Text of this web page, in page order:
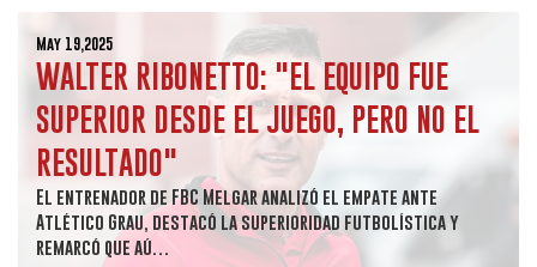
May 19,2025
WALTER RIBONETTO: "EL EQUIPO FUE
SUPERIOR DESDE EL JUEGO, PERO NO EL
RESULTADO"
El entrenador de FBC Melgar analizó el empate ante
Atlético Grau, destacó la superioridad futbolística y
remarcó que aú…